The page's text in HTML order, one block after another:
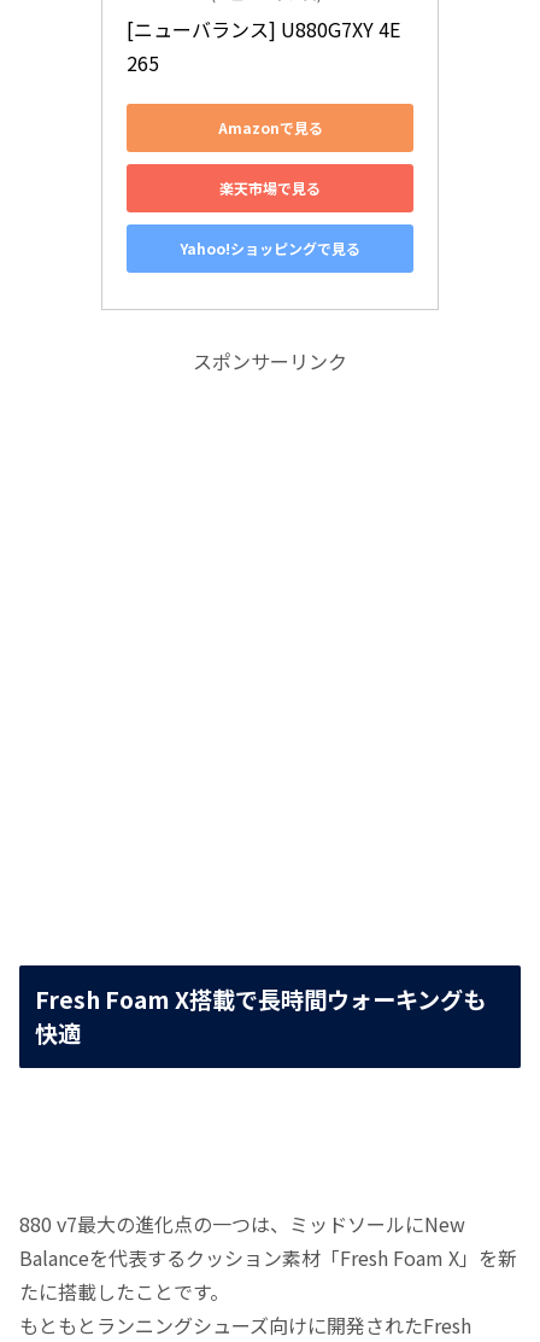
[ニューバランス] U880G7XY 4E
265
Amazonで見る
楽天市場で見る
Yahoo!ショッピングで見る
スポンサーリンク
Fresh Foam X搭載で長時間ウォーキングも
快適
880 v7最大の進化点の一つは、ミッドソールにNew
Balanceを代表するクッション素材「Fresh Foam X」を新
たに搭載したことです。
もともとランニングシューズ向けに開発されたFresh